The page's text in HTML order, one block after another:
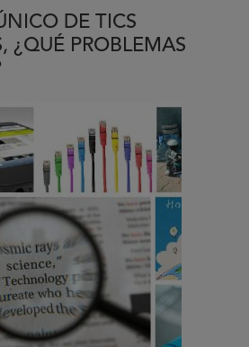
DE TICS
¿QUÉ PROBLEMAS